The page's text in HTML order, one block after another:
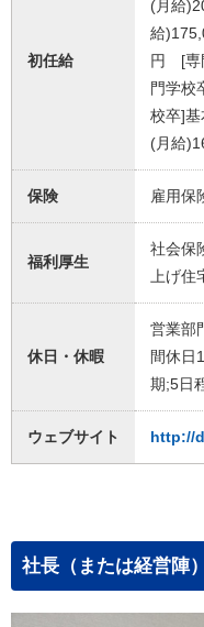
初任給
(月給
給
円 [専
門学校
校卒]
(月給
保険 雇用保
福利厚生
社会保
上げ住
休日・休暇
営業部
間休日
期;5日
ウェブサイト http://
社長（または経営陣